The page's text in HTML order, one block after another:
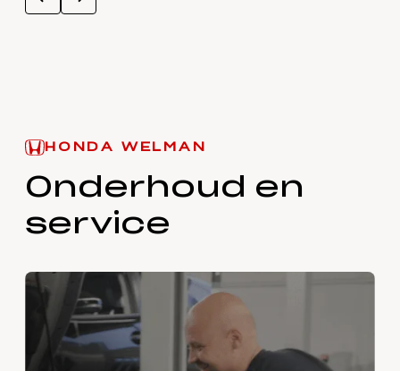
HONDA WELMAN
Onderhoud en
service